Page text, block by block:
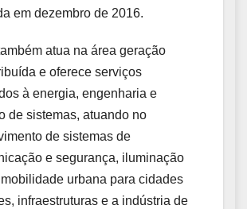
em dezembro de 2016.
atua na área geração
e oferece serviços
à energia, engenharia e
de sistemas, atuando no
de sistemas de
e segurança, iluminação
urbana para cidades
infraestruturas e a indústria de